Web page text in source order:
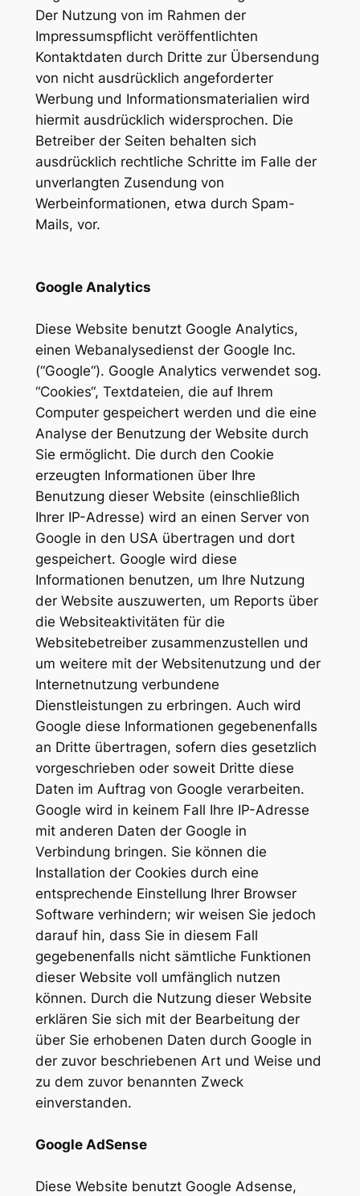
Der Nutzung von im Rahmen der
Impressumspflicht veröffentlichten
Kontaktdaten durch Dritte zur Übersendung
von nicht ausdrücklich angeforderter
Werbung und Informationsmaterialien wird
hiermit ausdrücklich widersprochen. Die
Betreiber der Seiten behalten sich
ausdrücklich rechtliche Schritte im Falle der
unverlangten Zusendung von
Werbeinformationen, etwa durch Spam-
Mails, vor.
Google Analytics
Diese Website benutzt Google Analytics,
einen Webanalysedienst der Google Inc.
(“Google“). Google Analytics verwendet sog.
“Cookies“, Textdateien, die auf Ihrem
Computer gespeichert werden und die eine
Analyse der Benutzung der Website durch
Sie ermöglicht. Die durch den Cookie
erzeugten Informationen über Ihre
Benutzung dieser Website (einschließlich
Ihrer IP-Adresse) wird an einen Server von
Google in den USA übertragen und dort
gespeichert. Google wird diese
Informationen benutzen, um Ihre Nutzung
der Website auszuwerten, um Reports über
die Websiteaktivitäten für die
Websitebetreiber zusammenzustellen und
um weitere mit der Websitenutzung und der
Internetnutzung verbundene
Dienstleistungen zu erbringen. Auch wird
Google diese Informationen gegebenenfalls
an Dritte übertragen, sofern dies gesetzlich
vorgeschrieben oder soweit Dritte diese
Daten im Auftrag von Google verarbeiten.
Google wird in keinem Fall Ihre IP-Adresse
mit anderen Daten der Google in
Verbindung bringen. Sie können die
Installation der Cookies durch eine
entsprechende Einstellung Ihrer Browser
Software verhindern; wir weisen Sie jedoch
darauf hin, dass Sie in diesem Fall
gegebenenfalls nicht sämtliche Funktionen
dieser Website voll umfänglich nutzen
können. Durch die Nutzung dieser Website
erklären Sie sich mit der Bearbeitung der
über Sie erhobenen Daten durch Google in
der zuvor beschriebenen Art und Weise und
zu dem zuvor benannten Zweck
einverstanden.
Google AdSense
Diese Website benutzt Google Adsense,